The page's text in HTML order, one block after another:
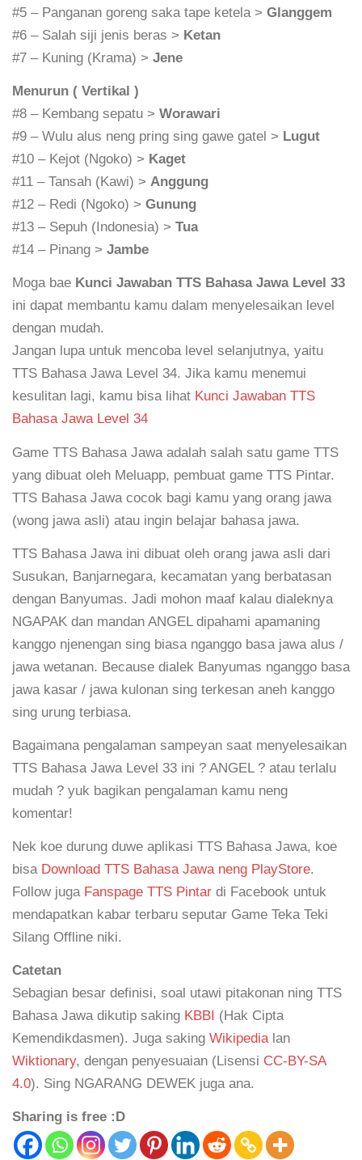
#5 – Panganan goreng saka tape ketela > Glanggem
#6 – Salah siji jenis beras > Ketan
#7 – Kuning (Krama) > Jene
Menurun ( Vertikal )
#8 – Kembang sepatu > Worawari
#9 – Wulu alus neng pring sing gawe gatel > Lugut
#10 – Kejot (Ngoko) > Kaget
#11 – Tansah (Kawi) > Anggung
#12 – Redi (Ngoko) > Gunung
#13 – Sepuh (Indonesia) > Tua
#14 – Pinang > Jambe
Moga bae Kunci Jawaban TTS Bahasa Jawa Level 33
ini dapat membantu kamu dalam menyelesaikan level
dengan mudah.
Jangan lupa untuk mencoba level selanjutnya, yaitu
TTS Bahasa Jawa Level 34. Jika kamu menemui
kesulitan lagi, kamu bisa lihat Kunci Jawaban TTS
Bahasa Jawa Level 34
Game TTS Bahasa Jawa adalah salah satu game TTS
yang dibuat oleh Meluapp, pembuat game TTS Pintar.
TTS Bahasa Jawa cocok bagi kamu yang orang jawa
(wong jawa asli) atau ingin belajar bahasa jawa.
TTS Bahasa Jawa ini dibuat oleh orang jawa asli dari
Susukan, Banjarnegara, kecamatan yang berbatasan
dengan Banyumas. Jadi mohon maaf kalau dialeknya
NGAPAK dan mandan ANGEL dipahami apamaning
kanggo njenengan sing biasa nganggo basa jawa alus /
jawa wetanan. Because dialek Banyumas nganggo basa
jawa kasar / jawa kulonan sing terkesan aneh kanggo
sing urung terbiasa.
Bagaimana pengalaman sampeyan saat menyelesaikan
TTS Bahasa Jawa Level 33 ini ? ANGEL ? atau terlalu
mudah ? yuk bagikan pengalaman kamu neng
komentar!
Nek koe durung duwe aplikasi TTS Bahasa Jawa, koe
bisa Download TTS Bahasa Jawa neng PlayStore.
Follow juga Fanspage TTS Pintar di Facebook untuk
mendapatkan kabar terbaru seputar Game Teka Teki
Silang Offline niki.
Catetan
Sebagian besar definisi, soal utawi pitakonan ning TTS
Bahasa Jawa dikutip saking KBBI (Hak Cipta
Kemendikdasmen). Juga saking Wikipedialan
Wiktionary, dengan penyesuaian (Lisensi CC-BY-SA
4.0). Sing NGARANG DEWEK juga ana.
Sharing is free :D